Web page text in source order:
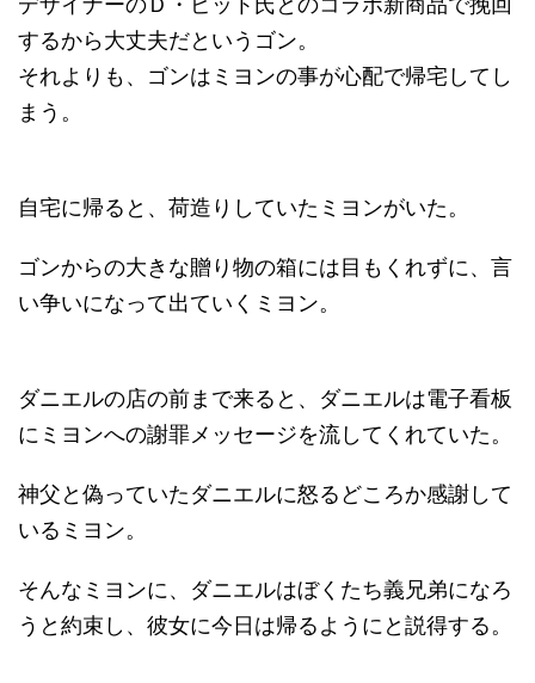
するから大丈夫だというゴン。
それよりも、ゴンはミヨンの事が心配で帰宅してし
まう。
自宅に帰ると、荷造りしていたミヨンがいた。
ゴンからの大きな贈り物の箱には目もくれずに、言
い争いになって出ていくミヨン。
ダニエルの店の前まで来ると、ダニエルは電子看板
にミヨンへの謝罪メッセージを流してくれていた。
神父と偽っていたダニエルに怒るどころか感謝して
いるミヨン。
そんなミヨンに、ダニエルはぼくたち義兄弟になろ
うと約束し、彼女に今日は帰るようにと説得する。